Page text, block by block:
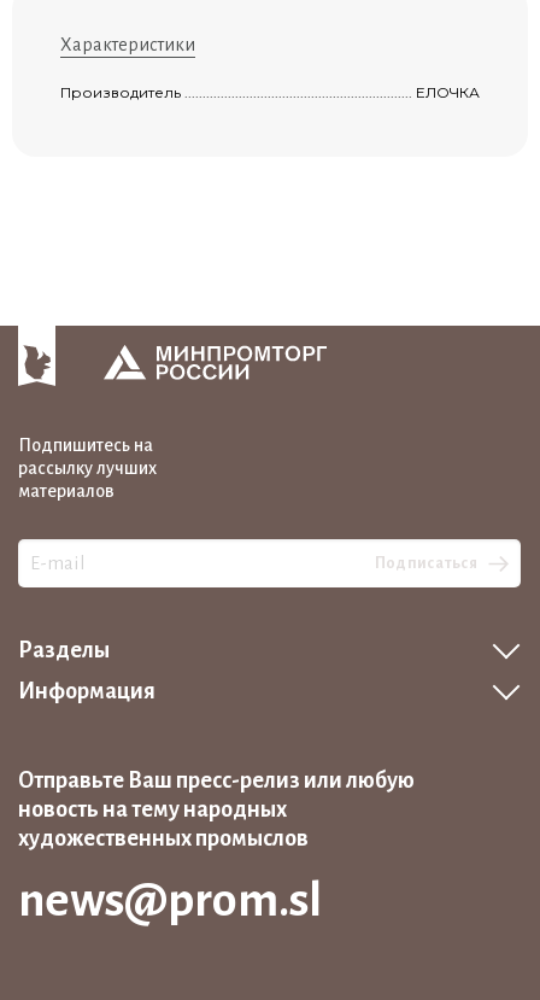
Характеристики
Производитель ЕЛОЧКА
Подпишитесь на
рассылку лучших
материалов
Подписаться
Разделы
Информация
Отправьте Ваш пресс-релиз или любую
новость на тему народных
художественных промыслов
news@prom.sl